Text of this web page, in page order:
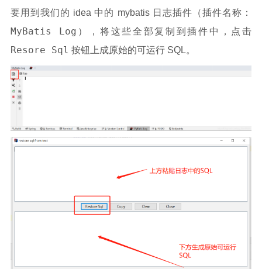
要用到我们的 idea 中的 mybatis 日志插件（插件名称：
MyBatis Log ），将这些全部复制到插件中，点击
Resore Sql 按钮上成原始的可运行 SQL。